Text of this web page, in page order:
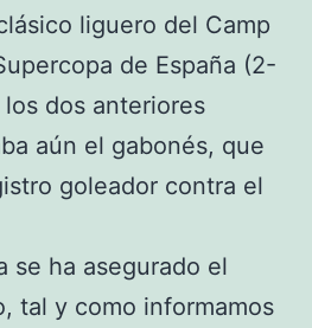
liguero del Camp
de España (2-
dos anteriores
aún el gabonés, que
goleador contra el
se ha asegurado el
tal y como informamos